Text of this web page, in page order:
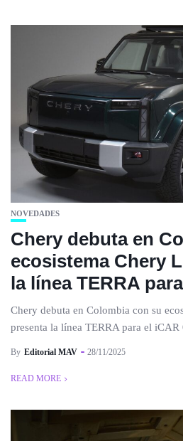
NOVEDADES
Chery debuta en
ecosistema Chery
la línea TERRA
Chery debuta en Colombia con su
presenta la línea TERRA para el iCAR
By Editorial MAV 28/11/2025
READ MORE